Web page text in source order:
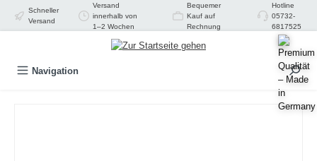
springen
Schneller
Versand
Versand
innerhalb von
1–2 Wochen
Bequemer
Kauf auf
Rechnung
Hotline
05732-
6817525
Navigation